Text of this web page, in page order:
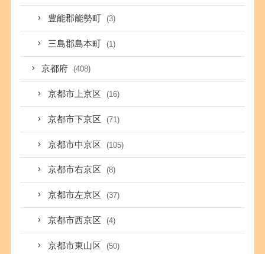
豊能郡能勢町 (3)
三島郡島本町 (1)
京都府 (408)
京都市上京区 (16)
京都市下京区 (71)
京都市中京区 (105)
京都市右京区 (8)
京都市左京区 (37)
京都市西京区 (4)
京都市東山区 (50)